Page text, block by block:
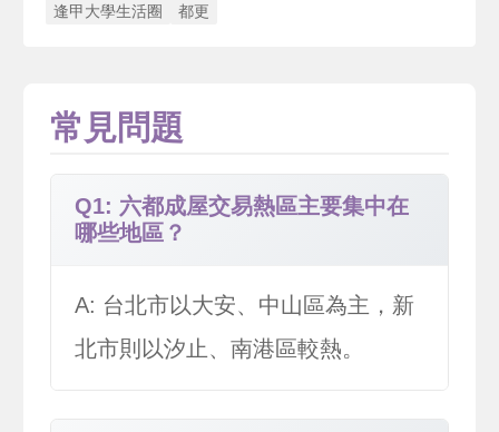
逢甲大學生活圈
都更
常見問題
Q1: 六都成屋交易熱區主要集中在
哪些地區？
A: 台北市以大安、中山區為主，新
北市則以汐止、南港區較熱。